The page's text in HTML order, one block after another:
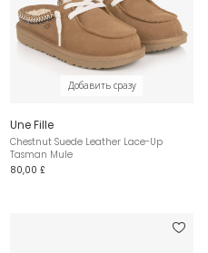
Добавить сразу
Une Fille
Chestnut Suede Leather Lace-Up
Tasman Mule
80,00 £